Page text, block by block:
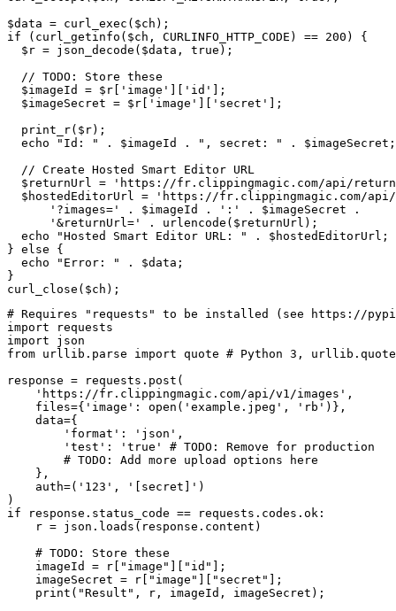
$data = curl_exec($ch);
if (curl_getinfo($ch, CURLINFO_HTTP_CODE) == 200) {
  $r = json_decode($data, true);
  // TODO: Store these
  $imageId = $r['image']['id'];
  $imageSecret = $r['image']['secret'];
  print_r($r);
  echo "Id: " . $imageId . ", secret: " . $imageSecret;
  // Create Hosted Smart Editor URL
$returnUrl = 'https://fr.clippingmagic.com/api/
$hostedEditorUrl = 'https://fr.clippingmagic.com/
      '?images=' . $imageId . ':' . $imageSecret .
      '&returnUrl=' . urlencode($returnUrl);
  echo "Hosted Smart Editor URL: " . $hostedEditorUrl;
} else {
  echo "Error: " . $data;
}
curl_close($ch);
# Requires "requests" to be installed (see https://
import requests
import json
from urllib.parse import quote # Python 3,
response = requests.post(
    'https://fr.clippingmagic.com/api/v1/images',
    files={'image': open('example.jpeg', 'rb')},
    data={
        'format': 'json',
        'test': 'true' # TODO: Remove for production
        # TODO: Add more upload options here
    },
    auth=('123', '[secret]')
)
if response.status_code == requests.codes.ok:
    r = json.loads(response.content)
    # TODO: Store these
    imageId = r["image"]["id"];
    imageSecret = r["image"]["secret"];
    print("Result", r, imageId, imageSecret);